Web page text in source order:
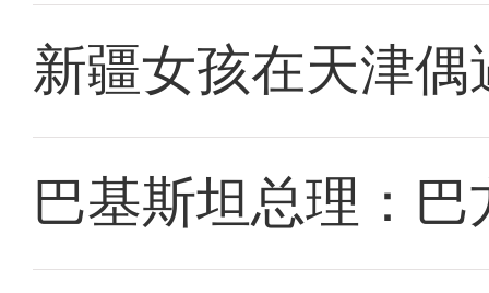
新疆女孩在天津
巴基斯坦总理：